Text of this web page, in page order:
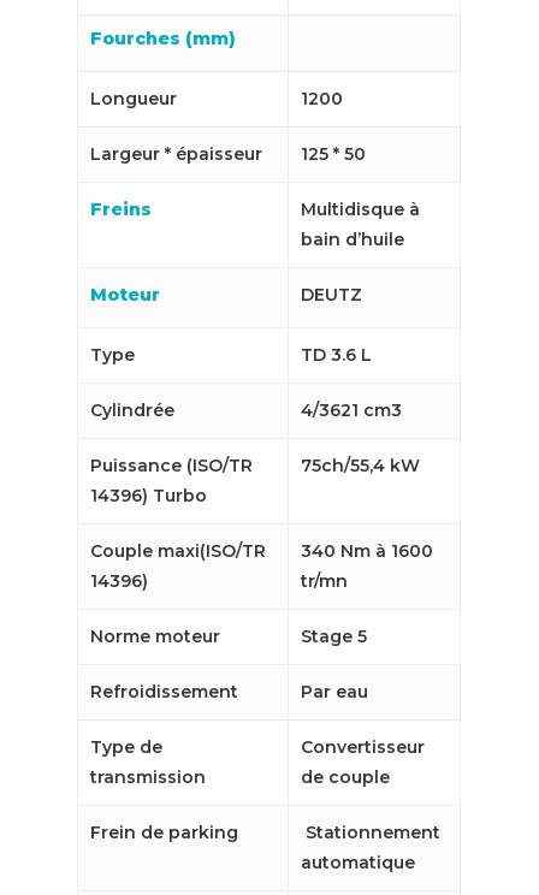
Fourches (mm)
Longueur 1200
Largeur * épaisseur 125 * 50
Freins
Multidisque à
bain d’huile
Moteur DEUTZ
Type TD 3.6 L
Cylindrée 4/3621 cm3
Puissance (ISO/TR
14396) Turbo
75ch/55,4 kW
Couple maxi(ISO/TR
14396)
340 Nm à 1600
tr/mn
Norme moteur Stage 5
Refroidissement Par eau
Type de
transmission
Convertisseur
de couple
Frein de parking
Stationnement
automatique